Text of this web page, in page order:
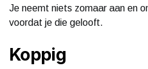
Je neemt niets zomaar aan en
voordat je die gelooft.
Koppig